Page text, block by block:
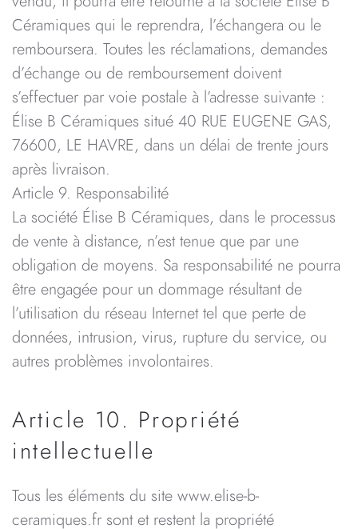
Céramiques qui le reprendra, l’échangera ou le
remboursera. Toutes les réclamations, demandes
d’échange ou de remboursement doivent
s’effectuer par voie postale à l’adresse suivante :
Élise B Céramiques situé 40 RUE EUGENE GAS,
76600, LE HAVRE, dans un délai de trente jours
après livraison.
Article 9. Responsabilité
La société Élise B Céramiques, dans le processus
de vente à distance, n’est tenue que par une
obligation de moyens. Sa responsabilité ne pourra
être engagée pour un dommage résultant de
l’utilisation du réseau Internet tel que perte de
données, intrusion, virus, rupture du service, ou
autres problèmes involontaires.
Article 10. Propriété
intellectuelle
Tous les éléments du site www.elise-b-
ceramiques.fr sont et restent la propriété